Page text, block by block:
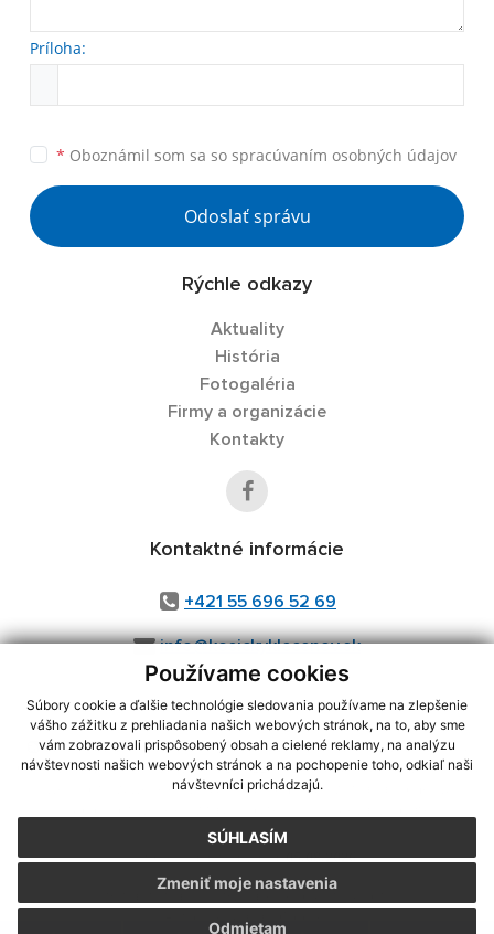
Používame cookies
Súbory cookie a ďalšie technológie sledovania používame na zlepšenie
vášho zážitku z prehliadania našich webových stránok, na to, aby sme
vám zobrazovali prispôsobený obsah a cielené reklamy, na analýzu
návštevnosti našich webových stránok a na pochopenie toho, odkiaľ naši
návštevníci prichádzajú.
SÚHLASÍM
Odmietam
Zmeniť moje nastavenia
Príloha:
* Oboznámil som sa so spracúvaním osobných údajov
Odoslať správu
Rýchle odkazy
Aktuality
História
Fotogaléria
Firmy a organizácie
Kontakty
Kontaktné informácie
+421 55 696 52 69
info@kosickyklecenov.sk
využite možnosť získavania aktuálnych informácií s využitím RSS
CMS systém (redakčný) systém ECHELON 2,Mapa stránok,web portál
webex.digital, s.r.o.,domény,registrácia domény
Posledná aktualizácia:05.08.2026
Vytlačiť stránku|Vyhlásenie o prístupnosti